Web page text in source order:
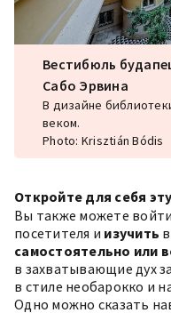
Вестибюль
Сабо Эрвина
В дизайне
веком.
Photo: Krisztián Bódis
Откройте для себя
Вы также можете
посетителя и изучить
самостоятельно или
в захватывающие дух
в стиле необарокко и
Одно можно сказать